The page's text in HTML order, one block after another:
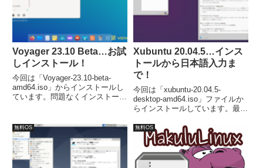
Voyager 23.10 Beta…お試
しインストール！
今回は「Voyager-23.10-beta-
amd64.iso」からインストールし
ています。問題なくインストール
Xubuntu 20.04.5…インス
トールから日本語入力ま
で！
今回は「xubuntu-20.04.5-
desktop-amd64.iso」ファイルか
らインストールしています。最小
は AMD 64bit プロセッサ、メモ
リ：1GB 以上、必要ディスク容
量：8.6GB 以上。
無料OS 無料OS